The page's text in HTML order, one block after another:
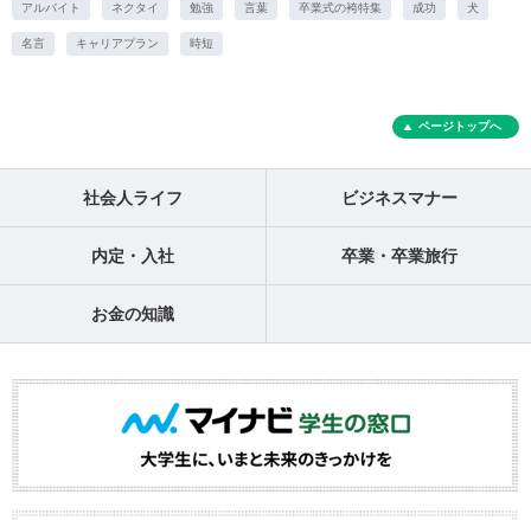
アルバイト ネクタイ 勉強 言葉 卒業式の袴特集 成功 犬
名言 キャリアプラン 時短
ページトップへ
社会人ライフ ビジネスマナー
内定・入社 卒業・卒業旅行
お金の知識